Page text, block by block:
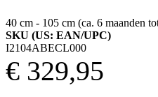
40 cm - 105 cm (ca. 6 maanden
SKU (US: EAN/UPC)
I2104ABECL000
€ 329,95